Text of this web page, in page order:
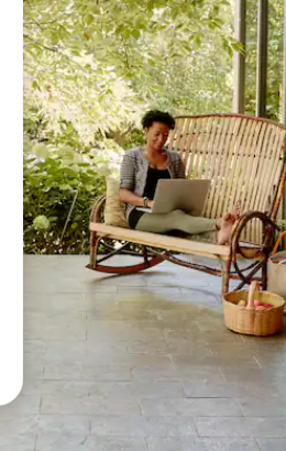
teclas de flecha hacia arriba y hacia